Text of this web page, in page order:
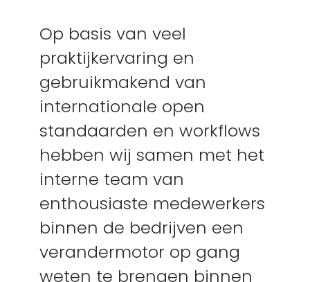
Op basis van veel
praktijkervaring en
gebruikmakend van
internationale open
standaarden en workflows
hebben wij samen met het
interne team van
enthousiaste medewerkers
binnen de bedrijven een
verandermotor op gang
weten te brengen binnen